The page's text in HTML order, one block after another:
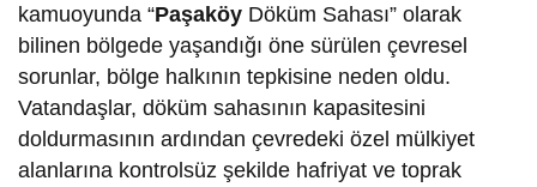
kamuoyunda “Paşaköy Döküm Sahası” olarak
bilinen bölgede yaşandığı öne sürülen çevresel
sorunlar, bölge halkının tepkisine neden oldu.
Vatandaşlar, döküm sahasının kapasitesini
doldurmasının ardından çevredeki özel mülkiyet
alanlarına kontrolsüz şekilde hafriyat ve toprak